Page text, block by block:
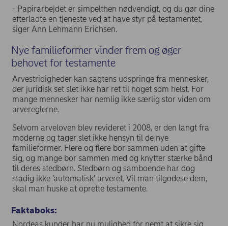
- Papirarbejdet er simpelthen nødvendigt, og du gør dine
efterladte en tjeneste ved at have styr på testamentet,
siger Ann Lehmann Erichsen.
Nye familieformer vinder frem og øger
behovet for testamente
Arvestridigheder kan sagtens udspringe fra mennesker,
der juridisk set slet ikke har ret til noget som helst. For
mange mennesker har nemlig ikke særlig stor viden om
arvereglerne.
Selvom arveloven blev revideret i 2008, er den langt fra
moderne og tager slet ikke hensyn til de nye
familieformer. Flere og flere bor sammen uden at gifte
sig, og mange bor sammen med og knytter stærke bånd
til deres stedbørn. Stedbørn og samboende har dog
stadig ikke ’automatisk’ arveret. Vil man tilgodese dem,
skal man huske at oprette testamente.
Faktaboks: